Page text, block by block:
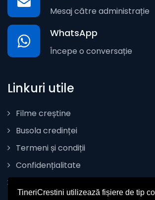
TineriCrestini utilizează fișiere de tip
Mesaj către administrație
WhatsApp
Începe o conversație
Linkuri utile
Filme creștine
Busola credinței
Termeni și condiții
Confidențialitate